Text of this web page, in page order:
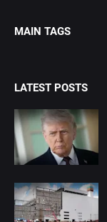
MAIN TAGS
LATEST POSTS